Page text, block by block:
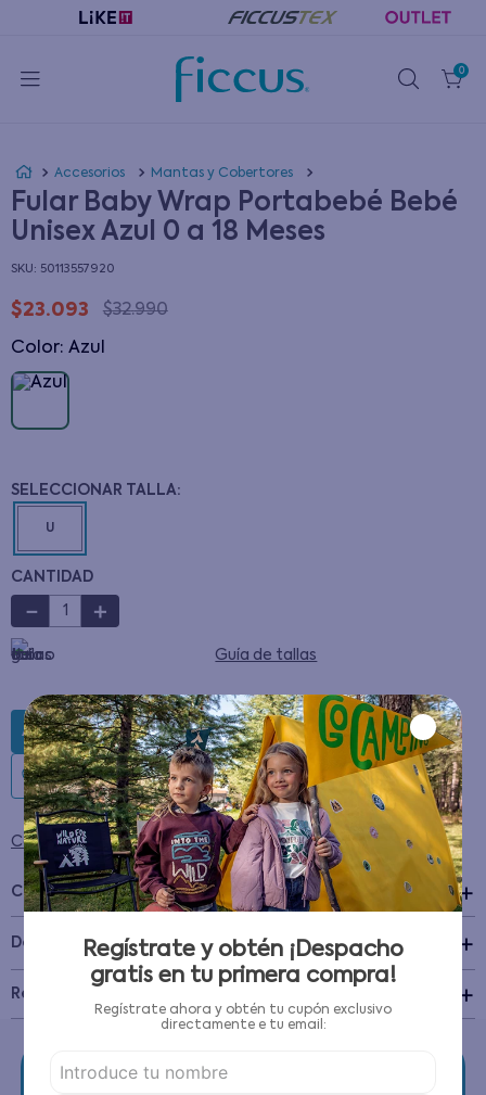
0
Accesorios Mantas y Cobertores
Fular Baby Wrap Portabebé Bebé
Unisex Azul 0 a 18 Meses
: 50113557920
$23.093 $32.990
Color: azul
U
CANTIDAD
＋
－
Guía de tallas
AGREGAR AL CARRITO
Condiciones para cambios y devoluciones
Características
Detalles del Producto +
Recomendaciones de cuidado
Regístrate y obtén ¡Despacho
gratis en tu primera compra!
Regístrate ahora y obtén tu cupón exclusivo
directamente e tu email: